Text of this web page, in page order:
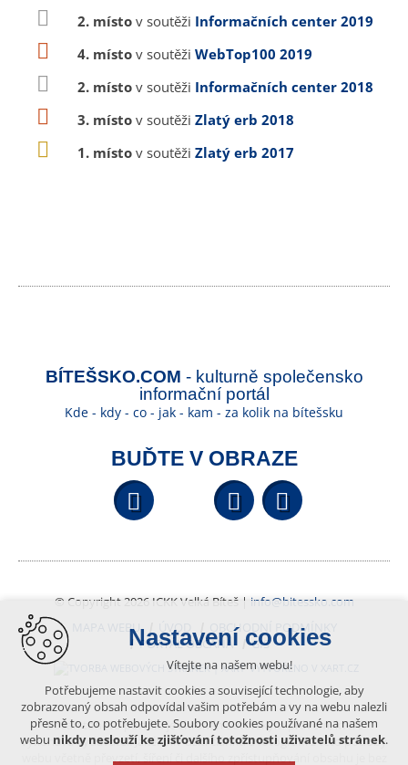
2. místo v soutěži Informačních center 2019
4. místo v soutěži WebTop100 2019
2. místo v soutěži Informačních center 2018
3. místo v soutěži Zlatý erb 2018
1. místo v soutěži Zlatý erb 2017
BÍTEŠSKO.COM - kulturně společensko
informační portál
Kde - kdy - co - jak - kam - za kolik na bítešsku
BUĎTE V OBRAZE
Facebook YouTube
© Copyright 2026 ICKK Velká Bíteš | info@bitessko.com
MAPA WEBU
ÚVOD
OBCHODNÍ PODMÍNKY
PORTÁL OBČANA
GIS
VYTVOŘENO V XART.CZ
Obsah tohoto portálu je chráněn autorským právem, které
vykonává vydavatel. Jakékoliv užití článků a fotografií z této podoby
Nastavení cookies
Vítejte na našem webu!
Potřebujeme nastavit cookies a související technologie, aby
zobrazovaný obsah odpovídal vašim potřebám a vy na webu nalezli
přesně to, co potřebujete. Soubory cookies používané na našem
webu nikdy neslouží ke zjišťování totožnosti uživatelů stránek.